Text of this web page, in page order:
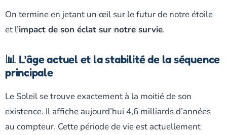
On termine en jetant un œil sur le futur de notre étoile
et l’impact de son éclat sur notre survie.
📊 L’âge actuel et la stabilité de la séquence
principale
Le Soleil se trouve exactement à la moitié de son
existence. Il affiche aujourd’hui 4,6 milliards d’années
au compteur. Cette période de vie est actuellement